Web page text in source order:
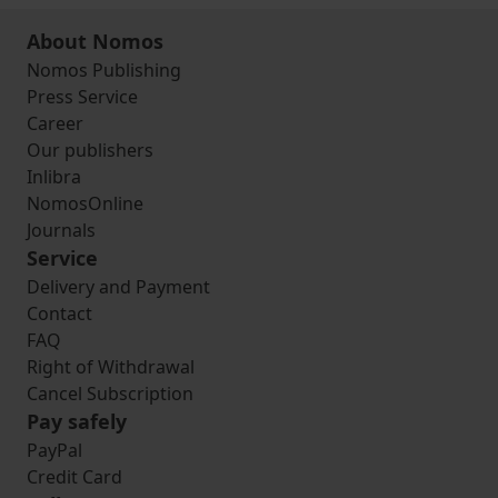
About Nomos
Nomos Publishing
Press Service
Career
Our publishers
Inlibra
NomosOnline
Journals
Service
Delivery and Payment
Contact
FAQ
Right of Withdrawal
Cancel Subscription
Pay safely
PayPal
Credit Card